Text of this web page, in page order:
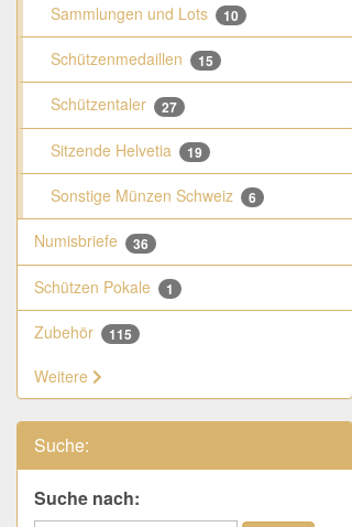
Sammlungen und Lots 10
Schützenmedaillen 15
Schützentaler 27
Sitzende Helvetia 19
Sonstige Münzen Schweiz 6
Numisbriefe 36
Schützen Pokale 1
Zubehör 115
Weitere
Suche:
Suche nach: